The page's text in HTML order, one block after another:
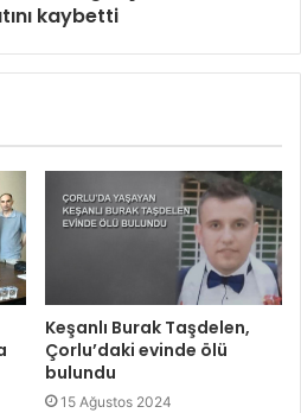
kaybetti
Keşanlı Burak Taşdelen,
Çorlu’daki evinde ölü
bulundu
15 Ağustos 2024